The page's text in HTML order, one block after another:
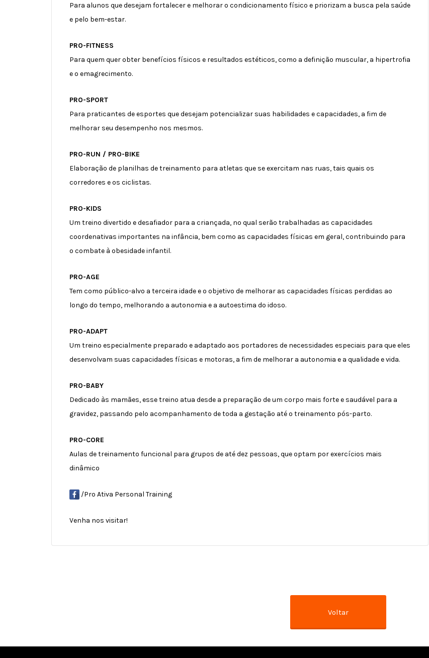
Para alunos que desejam fortalecer e melhorar o condicionamento físico e priorizam a busca pela saúde
e pelo bem-estar.
PRO-FITNESS
Para quem quer obter benefícios físicos e resultados estéticos, como a definição muscular, a hipertrofia
e o emagrecimento.
PRO-SPORT
Para praticantes de esportes que desejam potencializar suas habilidades e capacidades, a fim de
melhorar seu desempenho nos mesmos.
PRO-RUN / PRO-BIKE
Elaboração de planilhas de treinamento para atletas que se exercitam nas ruas, tais quais os
corredores e os ciclistas.
PRO-KIDS
Um treino divertido e desafiador para a criançada, no qual serão trabalhadas as capacidades
coordenativas importantes na infância, bem como as capacidades físicas em geral, contribuindo para
o combate à obesidade infantil.
PRO-AGE
Tem como público-alvo a terceira idade e o objetivo de melhorar as capacidades físicas perdidas ao
longo do tempo, melhorando a autonomia e a autoestima do idoso.
PRO-ADAPT
Um treino especialmente preparado e adaptado aos portadores de necessidades especiais para que eles
desenvolvam suas capacidades físicas e motoras, a fim de melhorar a autonomia e a qualidade e vida.
PRO-BABY
Dedicado às mamães, esse treino atua desde a preparação de um corpo mais forte e saudável para a
gravidez, passando pelo acompanhamento de toda a gestação até o treinamento pós-parto.
PRO-CORE
Aulas de treinamento funcional para grupos de até dez pessoas, que optam por exercícios mais
dinâmico
/Pro Ativa Personal Training
Venha nos visitar!